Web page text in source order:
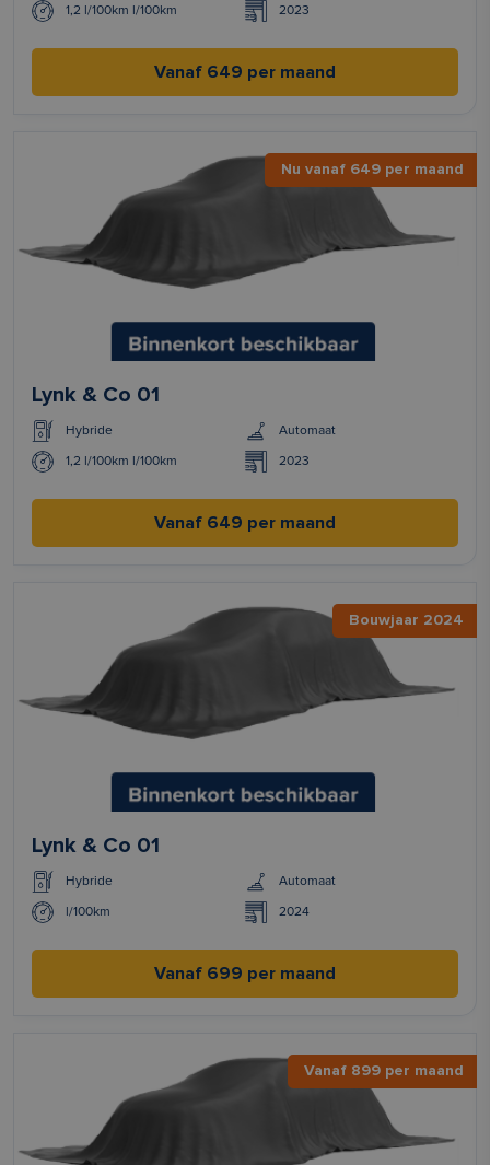
1,2 l/100km l/100km 2023
Vanaf 649 per maand
Nu vanaf 649 per maand
Lynk & Co 01
Hybride Automaat
1,2 l/100km l/100km 2023
Vanaf 649 per maand
Bouwjaar 2024
Lynk & Co 01
Hybride Automaat
l/100km 2024
Vanaf 699 per maand
Vanaf 899 per maand